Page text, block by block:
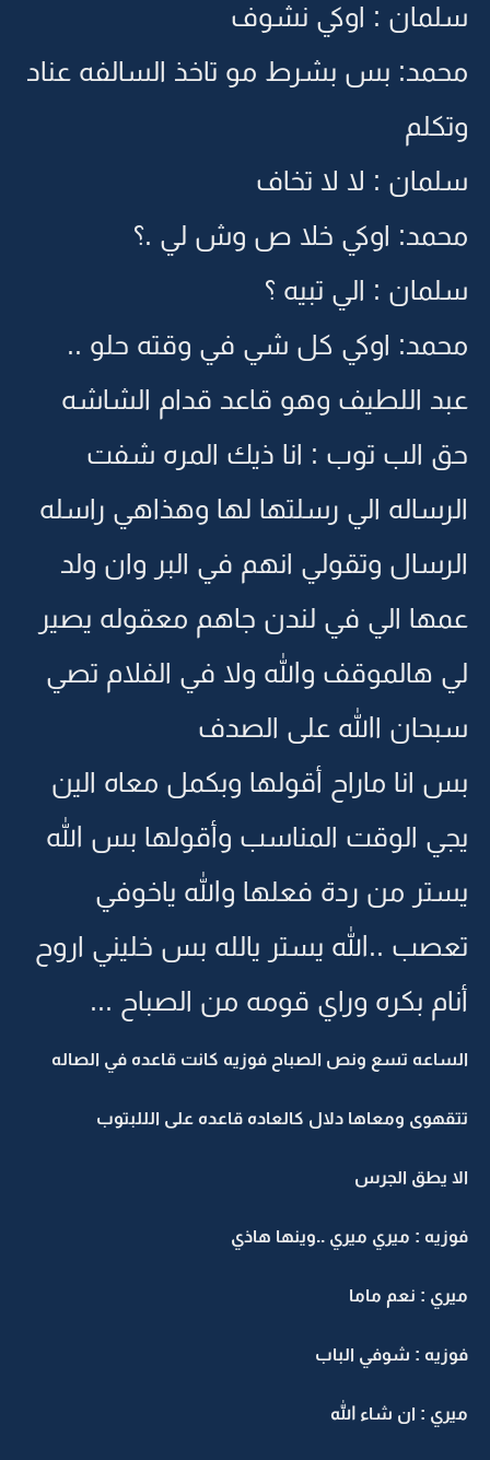
سلمان : اوكي نشوف
محمد: بس بشرط مو تاخذ السالفه عناد
وتكلم
سلمان : لا لا تخاف
محمد: اوكي خلا ص وش لي .؟
سلمان : الي تبيه ؟
محمد: اوكي كل شي في وقته حلو ..
عبد اللطيف وهو قاعد قدام الشاشه
حق الب توب : انا ذيك المره شفت
الرساله الي رسلتها لها وهذاهي راسله
الرسال وتقولي انهم في البر وان ولد
عمها الي في لندن جاهم معقوله يصير
لي هالموقف والله ولا في الفلام تصي
سبحان االله على الصدف
بس انا ماراح أقولها وبكمل معاه الين
يجي الوقت المناسب وأقولها بس الله
يستر من ردة فعلها والله ياخوفي
تعصب ..الله يستر يالله بس خليني اروح
أنام بكره وراي قومه من الصباح ...
الساعه تسع ونص الصباح فوزيه كانت قاعده في الصاله
تتقهوى ومعاها دلال كالعاده قاعده على الللبتوب
الا يطق الجرس
فوزيه : ميري ميري ..وينها هاذي
ميري : نعم ماما
فوزيه : شوفي الباب
ميري : ان شاء الله